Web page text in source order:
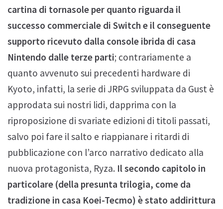
cartina di tornasole per quanto riguarda il
successo commerciale di Switch e il conseguente
supporto ricevuto dalla console ibrida di casa
Nintendo dalle terze parti; contrariamente a
quanto avvenuto sui precedenti hardware di
Kyoto, infatti, la serie di JRPG sviluppata da Gust è
approdata sui nostri lidi, dapprima con la
riproposizione di svariate edizioni di titoli passati,
salvo poi fare il salto e riappianare i ritardi di
pubblicazione con l’arco narrativo dedicato alla
nuova protagonista, Ryza. Il secondo capitolo in
particolare (della presunta trilogia, come da
tradizione in casa Koei-Tecmo) è stato addirittura